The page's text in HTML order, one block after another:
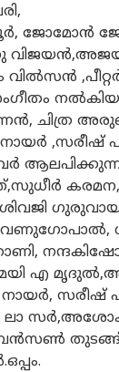
ജോമോൻ
ചിത്ര അരുൺ,
,സരീഷ്
ശിവജി
എ
സരീഷ്
ലാ